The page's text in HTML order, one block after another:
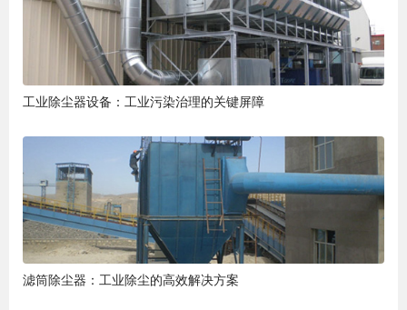
工业除尘器设备：工业污染治理的关键屏障
滤筒除尘器：工业除尘的高效解决方案